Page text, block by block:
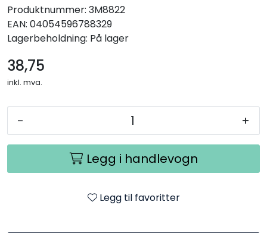
Produktnummer: 3M8822
EAN: 04054596788329
Lagerbeholdning: På lager
38,75
inkl. mva.
- +
Legg i handlevogn
Legg til favoritter